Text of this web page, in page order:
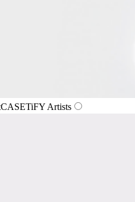
CASETiFY Artists